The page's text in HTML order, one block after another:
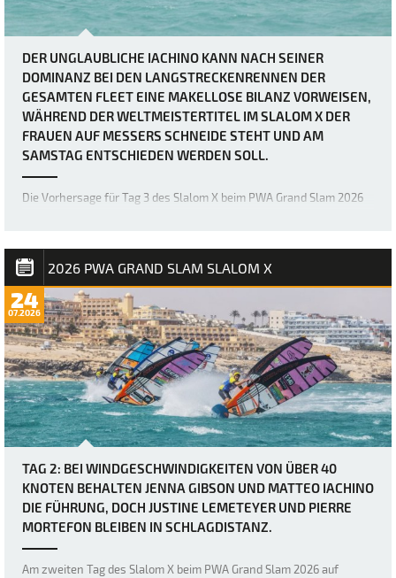
DER UNGLAUBLICHE IACHINO KANN NACH SEINER
DOMINANZ BEI DEN LANGSTRECKENRENNEN DER
GESAMTEN FLEET EINE MAKELLOSE BILANZ VORWEISEN,
WÄHREND DER WELTMEISTERTITEL IM SLALOM X DER
FRAUEN AUF MESSERS SCHNEIDE STEHT UND AM
SAMSTAG ENTSCHIEDEN WERDEN SOLL.
Die Vorhersage für Tag 3 des Slalom X beim PWA Grand Slam 2026
50 Knoten hätten sich viele wohl kaum vorstellen können, wie
brutal es in Sotavento manchmal zug…
2026 PWA GRAND SLAM SLALOM X
24
07.2026
TAG 2: BEI WINDGESCHWINDIGKEITEN VON ÜBER 40
KNOTEN BEHALTEN JENNA GIBSON UND MATTEO IACHINO
DIE FÜHRUNG, DOCH JUSTINE LEMETEYER UND PIERRE
MORTEFON BLEIBEN IN SCHLAGDISTANZ.
Am zweiten Tag des Slalom X beim PWA Grand Slam 2026 auf